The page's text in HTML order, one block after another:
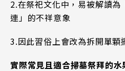
2.在祭祀文化中，易被解讀為
連」的不祥意象
3. 因此習俗上會改為拆開單顆
實際常見且適合掃墓祭拜的水